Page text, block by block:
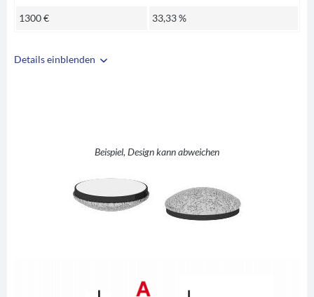
Details einblenden
Beispiel, Design kann abweichen
1300 € 33,33 %